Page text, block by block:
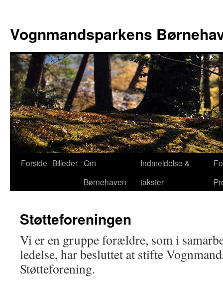
indhold
Vognmandsparkens
Forside Billeder Om
Børnehaven
Indmeldelse &
takster
Støtteforeningen
Vi er en gruppe forældre, som i
ledelse, har besluttet at stifte
Støtteforening.